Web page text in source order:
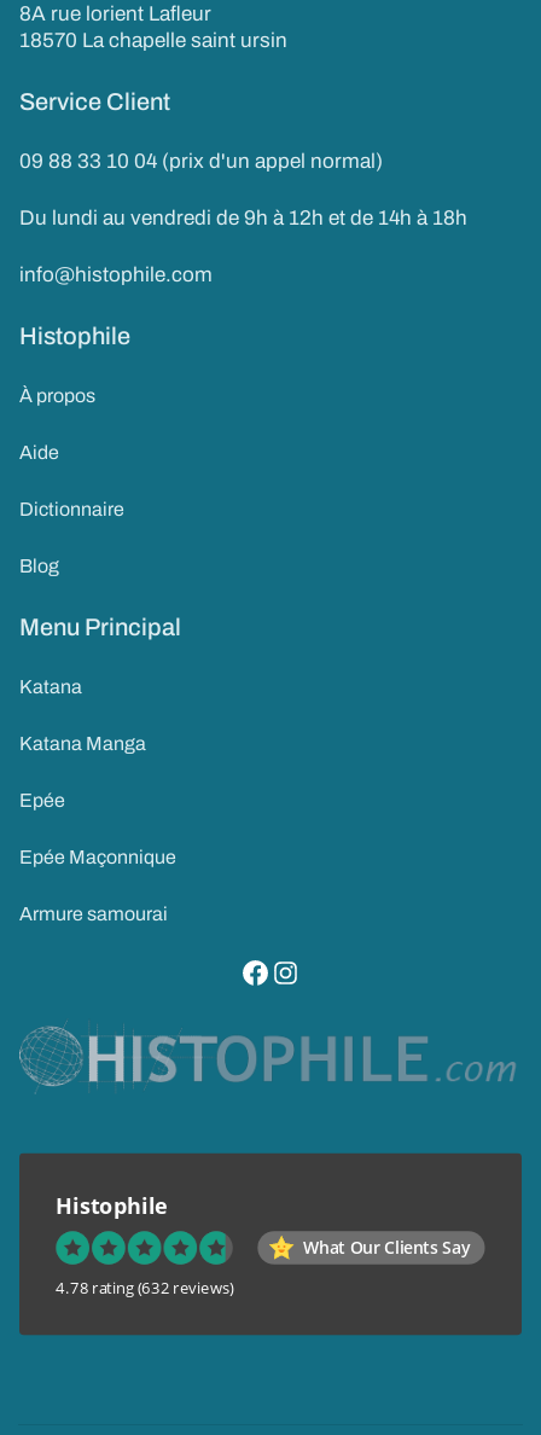
8A rue lorient Lafleur
18570 La chapelle saint ursin
Service Client
09 88 33 10 04 (prix d'un appel normal)
Du lundi au vendredi de 9h à 12h et de 14h à 18h
info@histophile.com
Histophile
À propos
Aide
Dictionnaire
Blog
Menu Principal
Katana
Katana Manga
Epée
Epée Maçonnique
Armure samourai
visitez notre page facebook
suivez notre compte instagram
Histophile
What Our Clients Say
4.78 rating (632 reviews)